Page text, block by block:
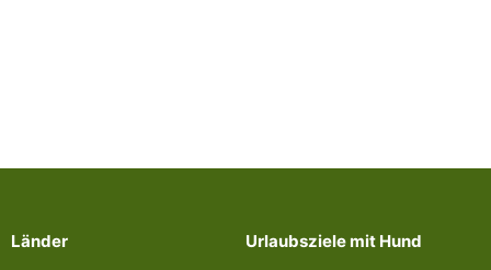
Länder Urlaubsziele mit Hund